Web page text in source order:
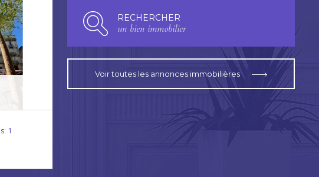
1
RECHERCHER
un bien immobilier
Voir toutes les annonces immobilières